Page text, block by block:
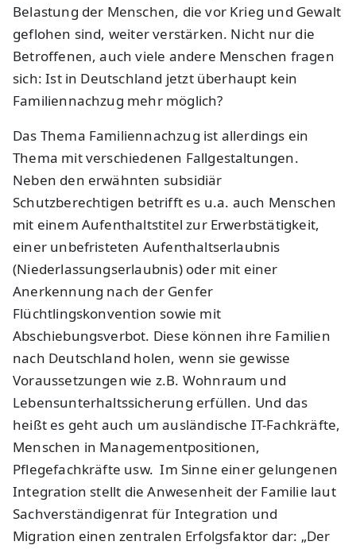
Belastung der Menschen, die vor Krieg und Gewalt
geflohen sind, weiter verstärken. Nicht nur die
Betroffenen, auch viele andere Menschen fragen
sich: Ist in Deutschland jetzt überhaupt kein
Familiennachzug mehr möglich?
Das Thema Familiennachzug ist allerdings ein
Thema mit verschiedenen Fallgestaltungen.
Neben den erwähnten subsidiär
Schutzberechtigen betrifft es u.a. auch Menschen
mit einem Aufenthaltstitel zur Erwerbstätigkeit,
einer unbefristeten Aufenthaltserlaubnis
(Niederlassungserlaubnis) oder mit einer
Anerkennung nach der Genfer
Flüchtlingskonvention sowie mit
Abschiebungsverbot. Diese können ihre Familien
nach Deutschland holen, wenn sie gewisse
Voraussetzungen wie z.B. Wohnraum und
Lebensunterhaltssicherung erfüllen. Und das
heißt es geht auch um ausländische IT-Fachkräfte,
Menschen in Managementpositionen,
Pflegefachkräfte usw. Im Sinne einer gelungenen
Integration stellt die Anwesenheit der Familie laut
Sachverständigenrat für Integration und
Migration einen zentralen Erfolgsfaktor dar: „Der